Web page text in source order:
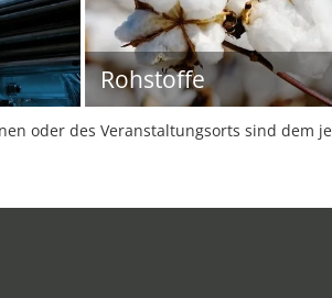
Rohstoffe
oder des Veranstaltungsorts sind dem